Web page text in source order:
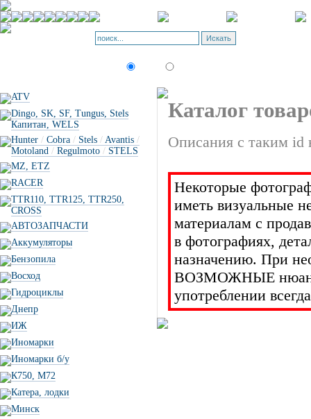
ATV
Dingo, SK, SF, Tungus, Stels
Капитан, WELS
Hunter / Cobra / Stels / Avantis /
Motoland / Regulmoto / STELS
MZ, ETZ
RACER
TTR110, TTR125, TTR250,
CROSS
АВТОЗАПЧАСТИ
Аккумуляторы
Бензопила
Восход
Гидроциклы
Днепр
ИЖ
Иномарки
Иномарки б/у
К750, М72
Катера, лодки
Минск
Каталог
Описания с таким id
Некоторые
иметь визуальные
материалам с
в фотографиях,
назначению. При
ВОЗМОЖНЫЕ
употреблении